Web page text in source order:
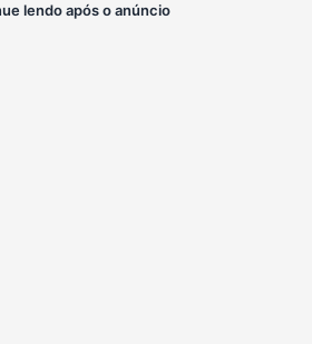
lendo após o anúncio